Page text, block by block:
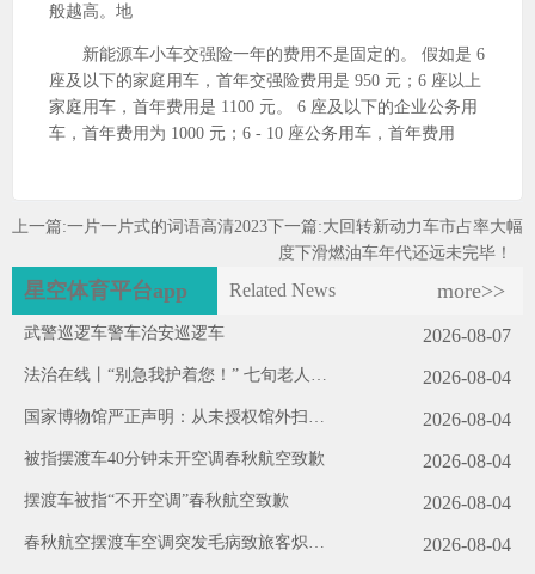
般越高。地
新能源车小车交强险一年的费用不是固定的。 假如是 6
座及以下的家庭用车，首年交强险费用是 950 元；6 座以上
家庭用车，首年费用是 1100 元。 6 座及以下的企业公务用
车，首年费用为 1000 元；6 - 10 座公务用车，首年费用
上一篇:一片一片式的词语高清2023下一篇:大回转新动力车市占率大幅
度下滑燃油车年代还远未完毕！
星空体育平台app Related News more>>
武警巡逻车警车治安巡逻车 2026-08-07
法治在线丨“别急我护着您！” 七旬老人晕
2026-08-04
国家博物馆严正声明：从未授权馆外扫码
2026-08-04
被指摆渡车40分钟未开空调春秋航空致歉 2026-08-04
摆渡车被指“不开空调”春秋航空致歉 2026-08-04
春秋航空摆渡车空调突发毛病致旅客炽热
2026-08-04